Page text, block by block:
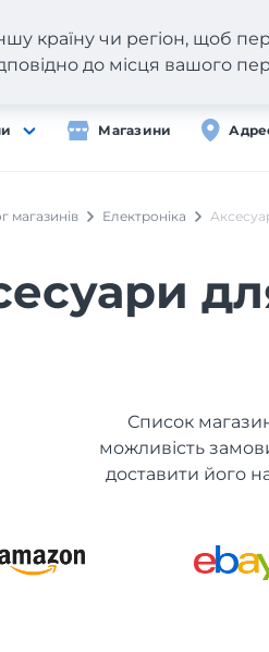
Магазини
країну чи регіон, щоб
до місця вашого
магазинів Електроніка
Список
можливість
доставити його